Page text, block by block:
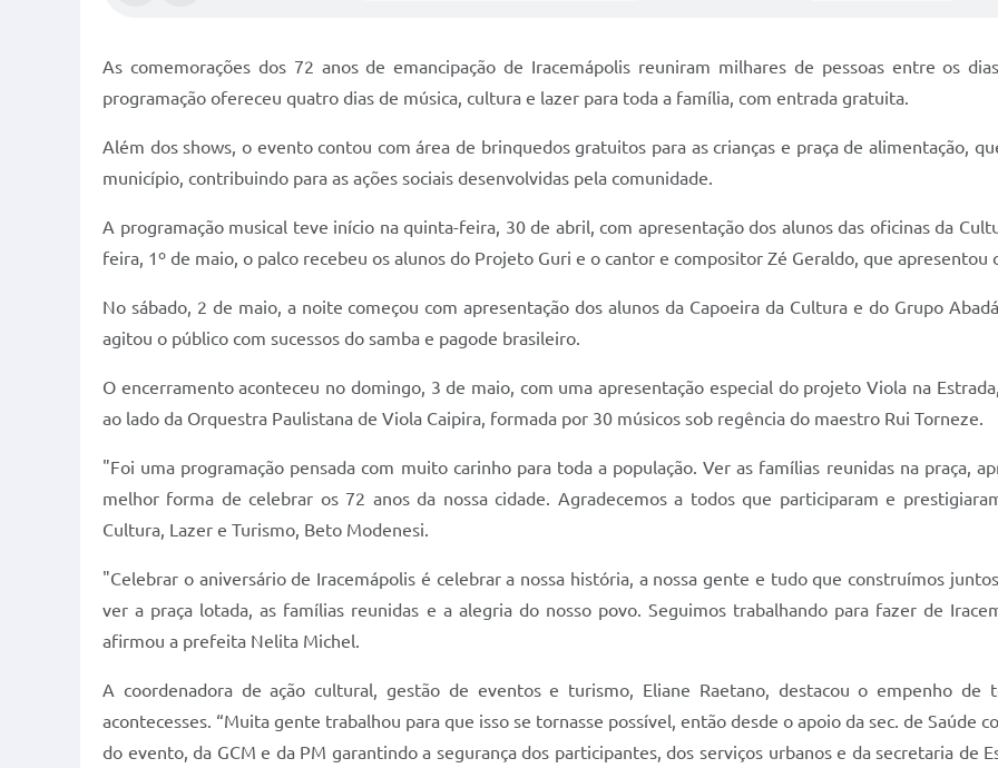
As comemorações dos 72 anos de emancipação de Iracemápolis reuniram milhares de pessoas entre os
programação ofereceu quatro dias de música, cultura e lazer para toda a família, com entrada gratuita.
Além dos shows, o evento contou com área de brinquedos gratuitos para as crianças e praça de alimentação,
município, contribuindo para as ações sociais desenvolvidas pela comunidade.
A programação musical teve início na quinta-feira, 30 de abril, com apresentação dos alunos das oficinas da
feira, 1º de maio, o palco recebeu os alunos do Projeto Guri e o cantor e compositor Zé Geraldo, que apresentou
No sábado, 2 de maio, a noite começou com apresentação dos alunos da Capoeira da Cultura e do Grupo
agitou o público com sucessos do samba e pagode brasileiro.
O encerramento aconteceu no domingo, 3 de maio, com uma apresentação especial do projeto Viola na
ao lado da Orquestra Paulistana de Viola Caipira, formada por 30 músicos sob regência do maestro Rui Torneze.
"Foi uma programação pensada com muito carinho para toda a população. Ver as famílias reunidas na praça,
melhor forma de celebrar os 72 anos da nossa cidade. Agradecemos a todos que participaram e
Cultura, Lazer e Turismo, Beto Modenesi.
"Celebrar o aniversário de Iracemápolis é celebrar a nossa história, a nossa gente e tudo que construímos
ver a praça lotada, as famílias reunidas e a alegria do nosso povo. Seguimos trabalhando para fazer de
afirmou a prefeita Nelita Michel.
A coordenadora de ação cultural, gestão de eventos e turismo, Eliane Raetano, destacou o empenho
acontecesses. “Muita gente trabalhou para que isso se tornasse possível, então desde o apoio da sec. de Saúde
do evento, da GCM e da PM garantindo a segurança dos participantes, dos serviços urbanos e da secretaria de